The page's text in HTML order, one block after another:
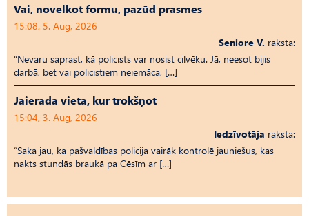
Vai, novelkot formu, pazūd prasmes
15:08, 5. Aug, 2026
Seniore V. raksta:
“Nevaru saprast, kā policists var nosist cilvēku. Jā, neesot bijis
darbā, bet vai policistiem neiemāca, […]
Jāierāda vieta, kur trokšņot
15:04, 3. Aug, 2026
Iedzīvotāja raksta:
“Saka jau, ka pašvaldības policija vairāk kontrolē jauniešus, kas
nakts stundās braukā pa Cēsīm ar […]